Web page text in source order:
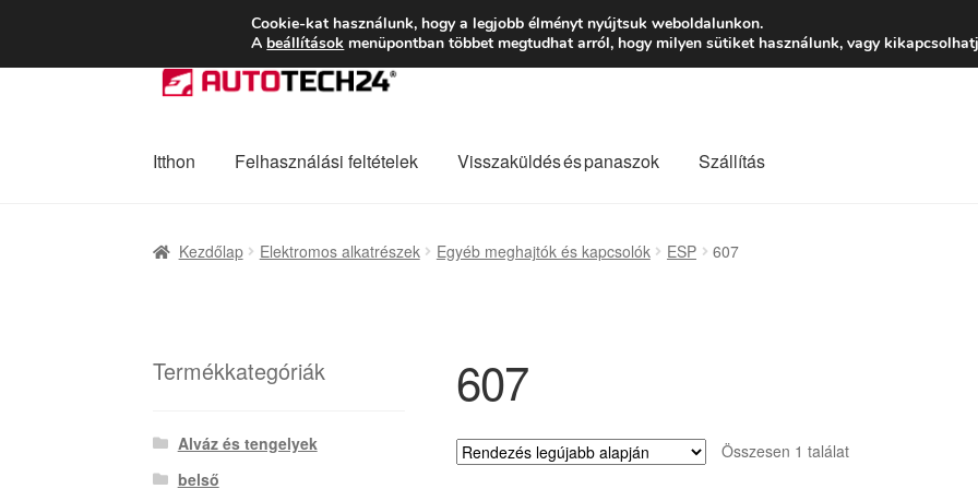
SZÁLLÍTÁS 2618 Ft-tól Hétfő-
Ugrás
a
Kilépés
a
Itthon Felhasználási feltételek Visszaküldés és panaszok Szállítás
Kezdőlap Elektromos alkatrészek Egyéb meghajtók és kapcsolók ESP 607
607
Összesen 1 találat
Termékkategóriák
Alváz és tengelyek
belső
Cookie-kat használunk, hogy a legjobb élményt nyújtsuk weboldalunkon.
A beállítások menüpontban többet megtudhat arról, hogy milyen sütiket használunk, vagy